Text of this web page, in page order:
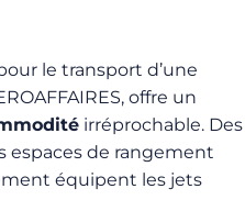
le transport d’une
offre un
irréprochable. Des
espaces de rangement
équipent les jets